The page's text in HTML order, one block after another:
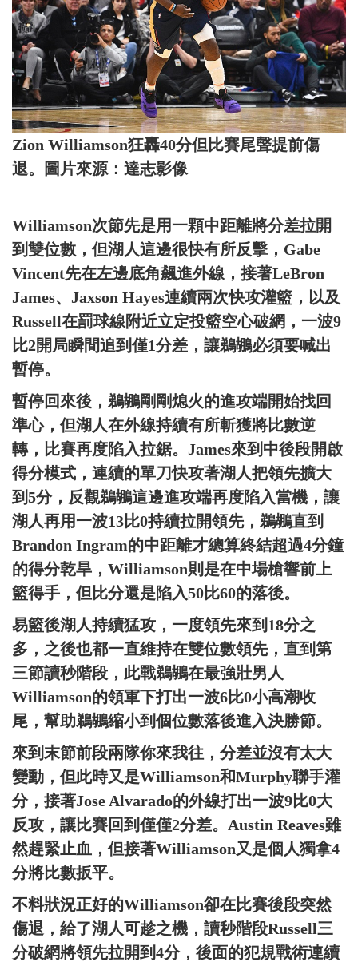
Zion Williamson狂轟40分但比賽尾聲提前傷
退。圖片來源：達志影像
Williamson次節先是用一顆中距離將分差拉開
到雙位數，但湖人這邊很快有所反擊，Gabe
Vincent先在左邊底角飆進外線，接著LeBron
James、Jaxson Hayes連續兩次快攻灌籃，以及
Russell在罰球線附近立定投籃空心破網，一波9
比2開局瞬間追到僅1分差，讓鵜鶘必須要喊出
暫停。
暫停回來後，鵜鶘剛剛熄火的進攻端開始找回
準心，但湖人在外線持續有所斬獲將比數逆
轉，比賽再度陷入拉鋸。James來到中後段開啟
得分模式，連續的單刀快攻著湖人把領先擴大
到5分，反觀鵜鶘這邊進攻端再度陷入當機，讓
湖人再用一波13比0持續拉開領先，鵜鶘直到
Brandon Ingram的中距離才總算終結超過4分鐘
的得分乾旱，Williamson則是在中場槍響前上
籃得手，但比分還是陷入50比60的落後。
易籃後湖人持續猛攻，一度領先來到18分之
多，之後也都一直維持在雙位數領先，直到第
三節讀秒階段，此戰鵜鶘在最強壯男人
Williamson的領軍下打出一波6比0小高潮收
尾，幫助鵜鶘縮小到個位數落後進入決勝節。
來到末節前段兩隊你來我往，分差並沒有太大
變動，但此時又是Williamson和Murphy聯手灌
分，接著Jose Alvarado的外線打出一波9比0大
反攻，讓比賽回到僅僅2分差。Austin Reaves雖
然趕緊止血，但接著Williamson又是個人獨拿4
分將比數扳平。
不料狀況正好的Williamson卻在比賽後段突然
傷退，給了湖人可趁之機，讀秒階段Russell三
分破網將領先拉開到4分，後面的犯規戰術連續